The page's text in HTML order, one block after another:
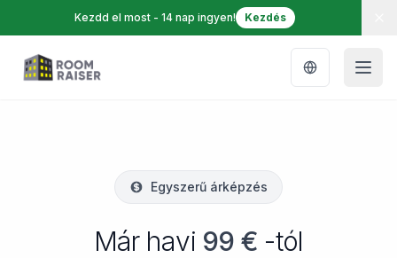
Kezdd el most - 14 nap ingyen! Kezdés
Egyszerű árképzés
Már havi 99 € -tól